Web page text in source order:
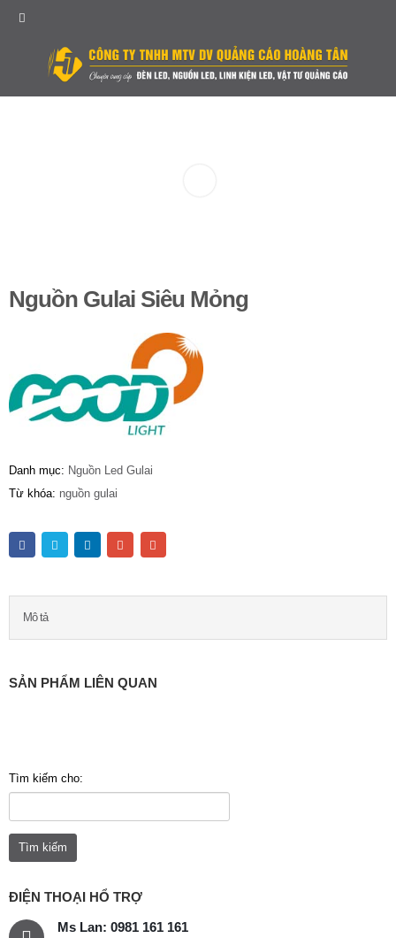
Nguồn Gulai Siêu Mỏng
Danh mục: Nguồn Led Gulai
Từ khóa: nguồn gulai
Mô tả
SẢN PHẨM LIÊN QUAN
Tìm kiếm cho:
ĐIỆN THOẠI HỔ TRỢ
Ms Lan: 0981 161 161